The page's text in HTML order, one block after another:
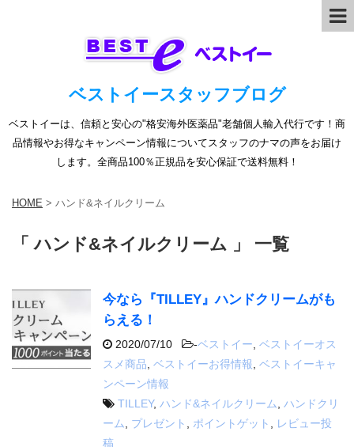
ベストイースタッフブログ
ベストイーは、信頼と安心の"格安海外医薬品"老舗個人輸入代行です！商
品情報やお得なキャンペーン情報についてスタッフのナマの声をお届け
します。全商品100％正規品を安心保証で送料無料！
HOME > ハンド&ネイルクリーム
「 ハンド&ネイルクリーム 」 一覧
今なら『TILLEY』ハンドクリームがも
らえる！
2020/07/10 -ベストイー ベストイーオス
スメ商品 ベストイーお得情報 ベストイーキャ
ンペーン情報
TILLEY, ハンド&ネイルクリーム
ハンドクリ
ーム
プレゼント ポイントゲット
レビュー投
稿